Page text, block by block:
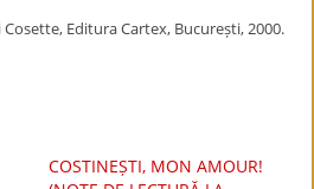
Editura Cartex, București, 2000.
COSTINEȘTI, MON AMOUR!